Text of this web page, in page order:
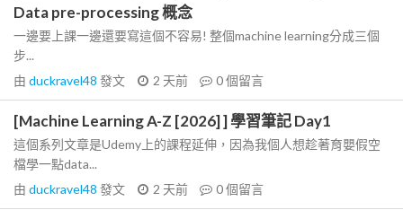
Data pre-processing 概念
一邊要上課一邊還要寫這個不容易! 整個machine learning分成三個
步...
由 duckravel48 發文 2 天前 0個留言
[Machine Learning A-Z [2026] ] 學習筆記 Day1
這個系列文章是Udemy上的課程延伸，因為我個人想趁著育嬰假空
檔學一點data...
由 duckravel48 發文 2 天前 0個留言